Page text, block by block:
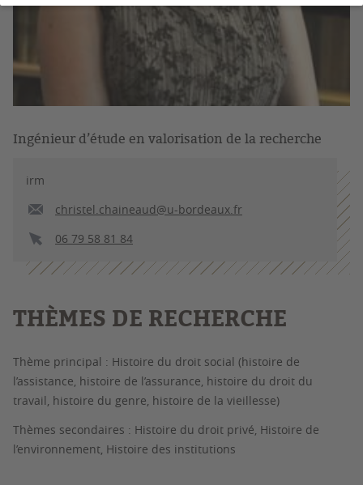
Ingénieur d’étude en valorisation de la recherche
irm
christel.chaineaud@u-bordeaux.fr
06 79 58 81 84
THÈMES DE RECHERCHE
Thème principal : Histoire du droit social (histoire de
l’assistance, histoire de l’assurance, histoire du droit du
travail, histoire du genre, histoire de la vieillesse)
Thèmes secondaires : Histoire du droit privé, Histoire de
l’environnement, Histoire des institutions